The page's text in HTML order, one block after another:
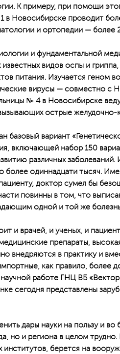
К примеру, при помощи
в Новосибирске проводит
и ортопедии — более
и фундаментальной
видов оспы и
питания. Изучается геном
вирусы — совместно с
№ 4 в Новосибирске
острые
базовый вариант
включающей набор 150
различных заболеваний.
одиннадцати тысяч.
доктор сумел бы
повинны в том, что
одной и той же
и врачей, и ученых, и
препараты,
внедряются в практику и
как правило, более
работе ГНЦ ВБ
сегодня представлены
дары науки на пользу и во
но и региона в целом
институтов, берется на